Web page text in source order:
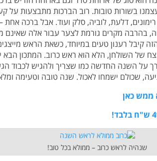
בשורות טובות. רוב הברכות מתבצעות על
דלעת, לוביה, סלק ועוד. אבל ברכה
בהרבה מקרים גורמת לצער עבור אלה שאינם
קיבל רענון טעים במיוחד, כשאת הראש
של השולחן, הלא הוא ראש כרוב. המתכון הבא
על השנה החדשה כמו שצריך ולהגיש לכבוד
שכולם ישמחו לאכול. שנה טובה וטעימה
ממש כאן
שנהיה לראש כרוב – ממולא בכל טוב!